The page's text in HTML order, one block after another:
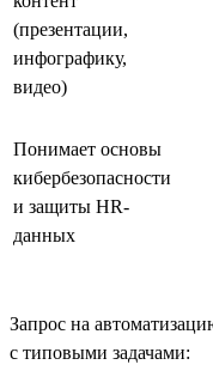
(презентации,
инфографику,
видео)
Понимает основы
кибербезопасности
и защиты HR-
данных
Запрос на
с типовыми задачами: